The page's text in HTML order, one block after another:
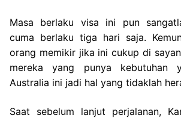
Masa berlaku visa ini pun
cuma berlaku tiga hari saja.
orang memikir jika ini cukup di
mereka yang punya kebutuhan
Australia ini jadi hal yang tidaklah
Saat sebelum lanjut perjalanan,